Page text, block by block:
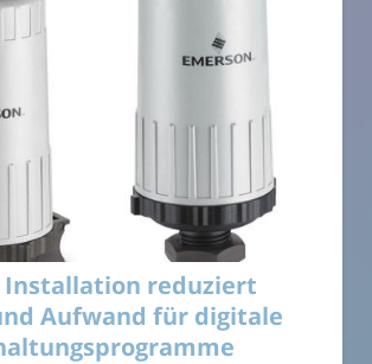
Installation reduziert
Aufwand für digitale